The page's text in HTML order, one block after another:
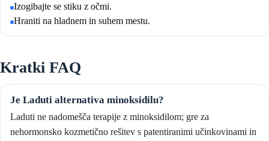
Izogibajte se stiku z očmi.
Hraniti na hladnem in suhem mestu.
Kratki FAQ
Je Laduti alternativa minoksidilu?
Laduti ne nadomešča terapije z minoksidilom; gre za
nehormonsko kozmetično rešitev s patentiranimi učinkovinami in